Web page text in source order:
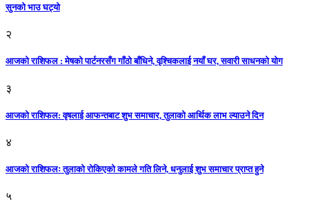
सुनको भाउ घट्याे
२
आजको राशिफल : मेषको पार्टनरसँग गाँठो बाँधिने, वृश्चिकलाई नयाँ घर, सवारी साधनकाे याेग
३
आजकाे राशिफल: वृषलाई आफन्तबाट शुभ समाचार, तुलाकाे आर्थिक लाभ ल्याउने दिन
४
आजको राशिफलः तुलाकाे रोकिएको कामले गति लिने, धनुलाई शुभ समाचार प्राप्त हुने
५